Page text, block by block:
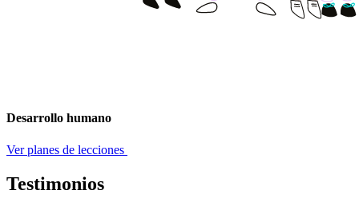
Desarrollo humano
Ver planes de lecciones
Testimonios